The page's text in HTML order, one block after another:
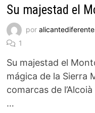
Su majestad el
por
1
Su majestad el
mágica de la Sierra
comarcas de
…